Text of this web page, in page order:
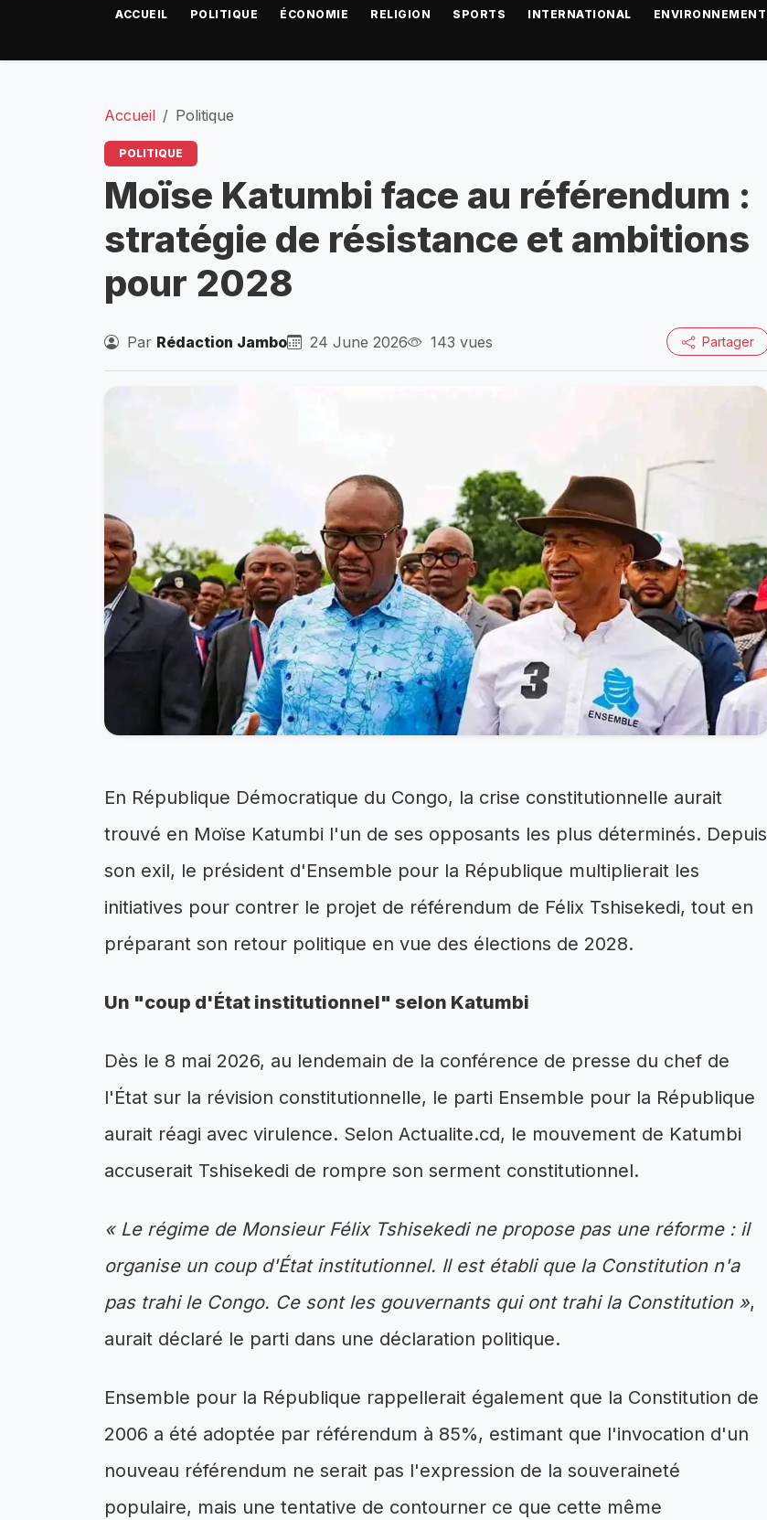
ACCUEIL POLITIQUE ÉCONOMIE RELIGION SPORTS INTERNATIONAL ENVIRONNEMENT
Accueil Politique
POLITIQUE
Moïse Katumbi face au référendum :
stratégie de résistance et ambitions
pour 2028
Par Rédaction Jambo 24 June 2026 143 vues Partager
En République Démocratique du Congo, la crise constitutionnelle aurait
trouvé en Moïse Katumbi l'un de ses opposants les plus déterminés. Depuis
son exil, le président d'Ensemble pour la République multiplierait les
initiatives pour contrer le projet de référendum de Félix Tshisekedi, tout en
préparant son retour politique en vue des élections de 2028.
Un "coup d'État institutionnel" selon Katumbi
Dès le 8 mai 2026, au lendemain de la conférence de presse du chef de
l'État sur la révision constitutionnelle, le parti Ensemble pour la République
aurait réagi avec virulence. Selon Actualite.cd, le mouvement de Katumbi
accuserait Tshisekedi de rompre son serment constitutionnel.
« Le régime de Monsieur Félix Tshisekedi ne propose pas une réforme : il
organise un coup d'État institutionnel. Il est établi que la Constitution n'a
pas trahi le Congo. Ce sont les gouvernants qui ont trahi la Constitution »,
aurait déclaré le parti dans une déclaration politique.
Ensemble pour la République rappellerait également que la Constitution de
2006 a été adoptée par référendum à 85%, estimant que l'invocation d'un
nouveau référendum ne serait pas l'expression de la souveraineté
populaire, mais une tentative de contourner ce que cette même